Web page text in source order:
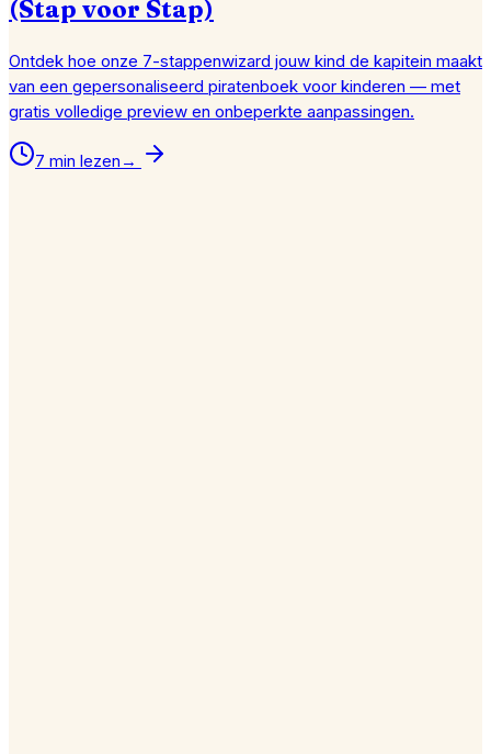
(Stap voor Stap)
Ontdek hoe onze 7-stappenwizard jouw kind de kapitein maakt
van een gepersonaliseerd piratenboek voor kinderen — met
gratis volledige preview en onbeperkte aanpassingen.
7 min lezen →